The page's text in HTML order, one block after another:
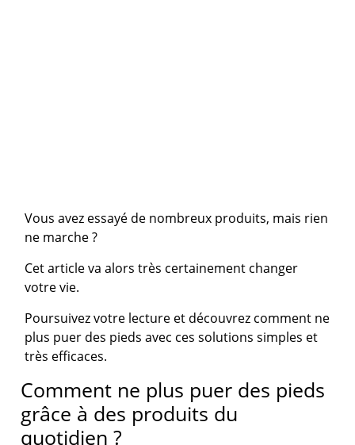
Vous avez essayé de nombreux produits, mais rien
ne marche ?
Cet article va alors très certainement changer
votre vie.
Poursuivez votre lecture et découvrez comment ne
plus puer des pieds avec ces solutions simples et
très efficaces.
Comment ne plus puer des pieds
grâce à des produits du
quotidien ?